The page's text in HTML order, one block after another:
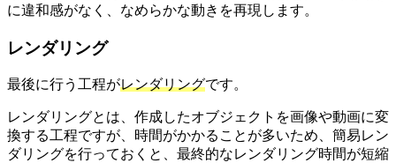
に違和感がなく、なめらかな動きを再現します。
レンダリング
最後に行う工程がレンダリングです。
レンダリングとは、作成したオブジェクトを画像や動画に変
換する工程ですが、時間がかかることが多いため、簡易レン
ダリングを行っておくと、最終的なレンダリング時間が短縮